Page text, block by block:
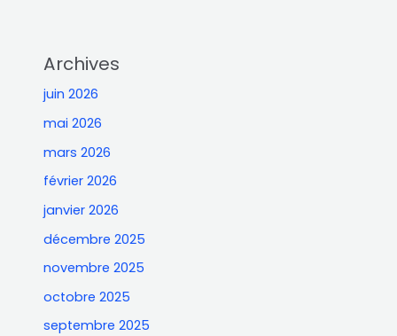
Archives
juin 2026
mai 2026
mars 2026
février 2026
janvier 2026
décembre 2025
novembre 2025
octobre 2025
septembre 2025